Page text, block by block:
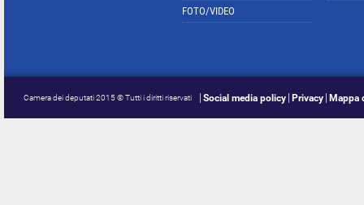
FOTO/VIDEO
Camera dei deputati 2015 © Tutti i diritti riservati Social media policy Privacy Mappa